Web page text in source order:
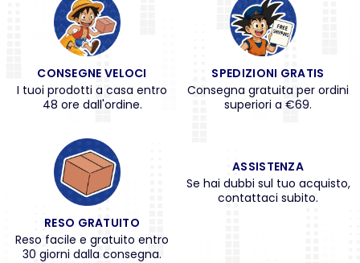
CONSEGNE VELOCI
I tuoi prodotti a casa entro
48 ore dall'ordine.
SPEDIZIONI GRATIS
Consegna gratuita per ordini
superiori a €69.
RESO GRATUITO
Reso facile e gratuito entro
30 giorni dalla consegna.
ASSISTENZA
Se hai dubbi sul tuo acquisto,
contattaci subito.